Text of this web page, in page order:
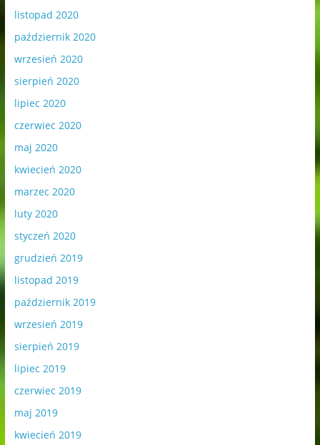
listopad 2020
październik 2020
wrzesień 2020
sierpień 2020
lipiec 2020
czerwiec 2020
maj 2020
kwiecień 2020
marzec 2020
luty 2020
styczeń 2020
grudzień 2019
listopad 2019
październik 2019
wrzesień 2019
sierpień 2019
lipiec 2019
czerwiec 2019
maj 2019
kwiecień 2019